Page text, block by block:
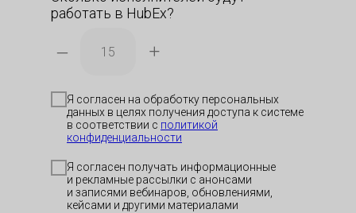
работать в HubEx?
– +
Я согласен на обработку персональных
данных в целях получения доступа к системе
в соответствии с политикой
конфиденциальности
Я согласен получать информационные
и рекламные рассылки с анонсами
и записями вебинаров, обновлениями,
кейсами и другими материалами